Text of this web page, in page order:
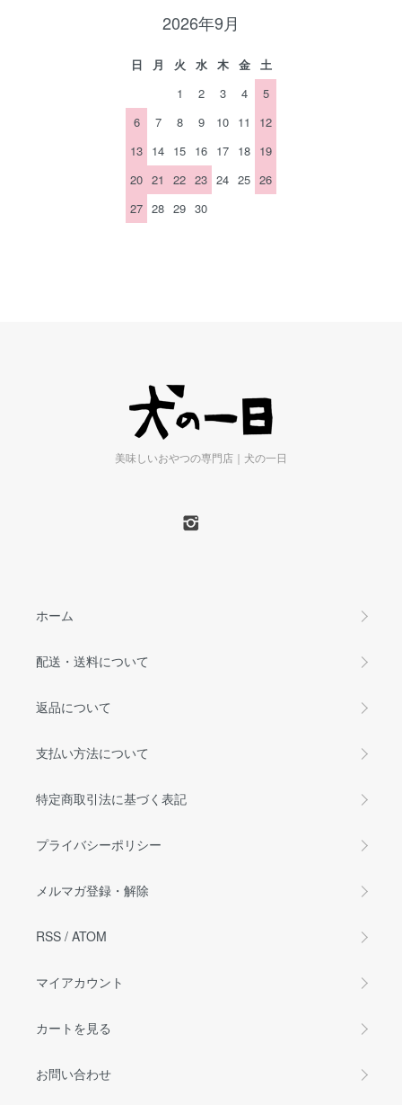
2026年9月
日 月 火 水 木 金
土
1
2 3 4
5
6
7 8 9 10 11
12
13 14 15 16 17 18 19
20 21 22 23 24 25 26
27 28 29 30
美味しいおやつの専門店｜犬の一日
ホーム
配送・送料について
返品について
支払い方法について
特定商取引法に基づく表記
プライバシーポリシー
メルマガ登録・解除
RSS / ATOM
マイアカウント
カートを見る
お問い合わせ